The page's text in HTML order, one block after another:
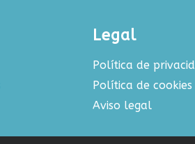
Legal
Política de
Política de cookies
Aviso legal